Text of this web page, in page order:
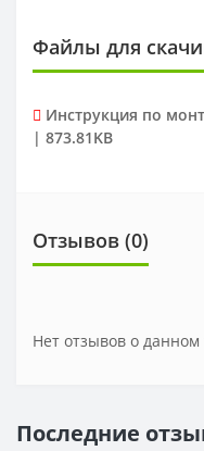
Файлы для
Инструкция по
| 873.81KB
Отзывов (0)
Нет отзывов о данном
Последние